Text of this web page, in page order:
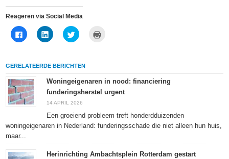
Reageren via Social Media
Klik
om
Facebook
(Wordt
een
nieuw
venster
geopend)
Klik
om
delen
(Wordt
een
nieuw
venster
geopend)
Klik
om
Twitter
(Wordt
een
nieuw
venster
geopend)
nieuw
geopend)
GERELATEERDE BERICHTEN
Woningeigenaren in nood: financiering
funderingsherstel urgent
14 APRIL 2026
Een groeiend probleem treft honderdduizenden
woningeigenaren in Nederland: funderingsschade die niet alleen hun huis,
maar...
Herinrichting Ambachtsplein Rotterdam gestart